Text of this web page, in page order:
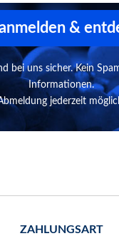
&
bei uns sicher. Kein
Informationen.
jederzeit
ZAHLUNGSART